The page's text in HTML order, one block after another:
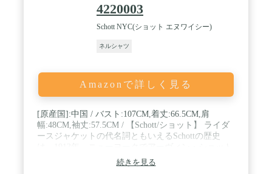
4220003
Schott NYC(ショット エヌワイシー)
ネルシャツ
Amazonで詳しく見る
[原産国]:中国 / バスト:107CM,着丈:66.5CM,肩
幅:48CM,袖丈:57.5CM / 【Schott/ショット】 ライダ
ースジャケットの代名詞ともいえるSchottの歴史
ジャックショットの兄弟によって始まった。 当初は
レインコートを作る工場だったが、1928年に世界で
続きを見る